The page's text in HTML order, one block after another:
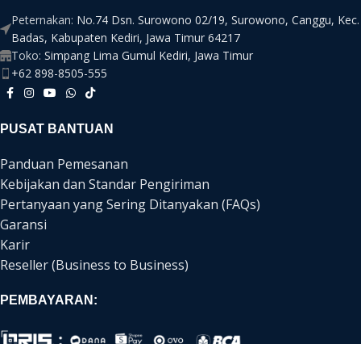
Peternakan: No.74 Dsn. Surowono 02/19, Surowono, Canggu, Kec.
Badas, Kabupaten Kediri, Jawa Timur 64217
Toko: Simpang Lima Gumul Kediri, Jawa Timur
+62 898-8505-555
PUSAT BANTUAN
Panduan Pemesanan
Kebijakan dan Standar Pengiriman
Pertanyaan yang Sering Ditanyakan (FAQs)
Garansi
Karir
Reseller (Business to Business)
PEMBAYARAN: